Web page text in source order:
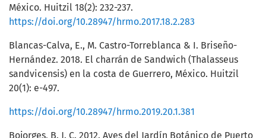
México. Huitzil 18(2): 232-237.
https://doi.org/10.28947/hrmo.2017.18.2.283
Blancas-Calva, E., M. Castro-Torreblanca & I. Briseño-
Hernández. 2018. El charrán de Sandwich (Thalasseus
sandvicensis) en la costa de Guerrero, México. Huitzil
20(1): e-497.
https://doi.org/10.28947/hrmo.2019.20.1.381
Bojorges, B. J. C. 2012. Aves del Jardín Botánico de Puerto